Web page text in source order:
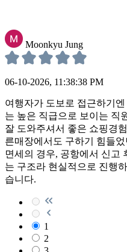
Moonkyu Jung
06-10-2026, 11:38:38 PM
여행자가 도보로 접근하기
는 높은 직급으로 보이는 직
잘 도와주셔서 좋은 쇼핑경
른매장에서도 구하기 힘들
면세의 경우, 공항에서 신고
는 구조라 현실적으로 진행
습니다.
1
2